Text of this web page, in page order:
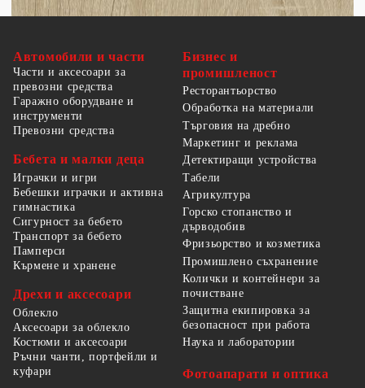
Автомобили и части
Части и аксесоари за
превозни средства
Гаражно оборудване и
инструменти
Превозни средства
Бебета и малки деца
Играчки и игри
Бебешки играчки и активна
гимнастика
Сигурност за бебето
Транспорт за бебето
Памперси
Кърмене и хранене
Дрехи и аксесоари
Облекло
Аксесоари за облекло
Костюми и аксесоари
Ръчни чанти, портфейли и
куфари
Бизнес и
промишленост
Ресторантьорство
Обработка на материали
Търговия на дребно
Маркетинг и реклама
Детектиращи устройства
Табели
Агрикултура
Горско стопанство и
дърводобив
Фризьорство и козметика
Промишлено съхранение
Колички и контейнери за
почистване
Защитна екипировка за
безопасност при работа
Наука и лаборатории
Фотоапарати и оптика